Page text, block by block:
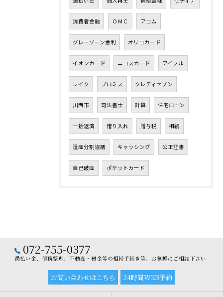
消費者金融 ＯＭＣ アコム
グレーゾーン金利 オリコカード
イオンカード ニコスカード アイフル
レイク プロミス クレディセゾン
川西市 司法書士 計算 住宅ローン
一括返済 借り入れ 贈与税 相続
遺産分割協議 キャッシング 公正証書
自己破産 ポケットカード
072-755-0377
過払い金、債務整理、不動産・預金等の相続手続き等、お気軽にご相談下さい
お問い合わせはこちら 24時間WEB予約